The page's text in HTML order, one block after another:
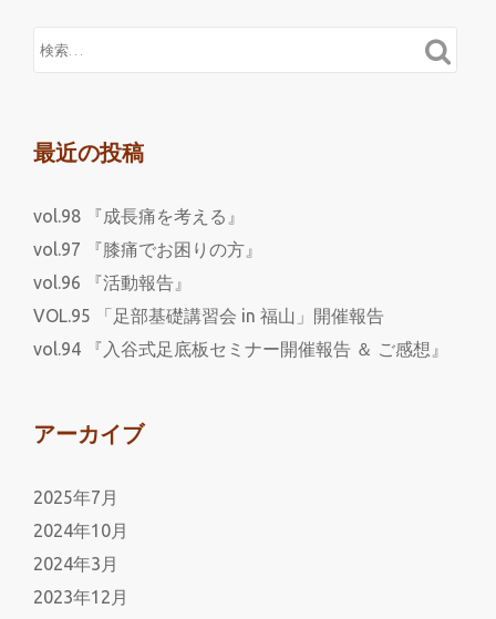
最近の投稿
vol.98 『成長痛を考える』
vol.97 『膝痛でお困りの方』
vol.96 『活動報告』
VOL.95 「足部基礎講習会 in 福山」開催報告
vol.94 『入谷式足底板セミナー開催報告 ＆ ご感想』
アーカイブ
2025年7月
2024年10月
2024年3月
2023年12月